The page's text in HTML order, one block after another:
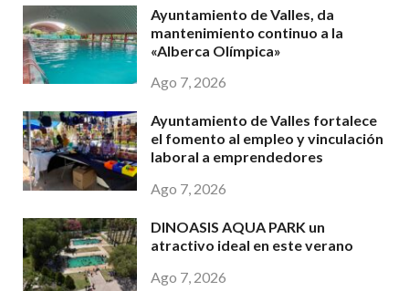
Ayuntamiento de Valles, da
mantenimiento continuo a la
«Alberca Olímpica»
Ago 7, 2026
Ayuntamiento de Valles fortalece
el fomento al empleo y vinculación
laboral a emprendedores
Ago 7, 2026
DINOASIS AQUA PARK un
atractivo ideal en este verano
Ago 7, 2026